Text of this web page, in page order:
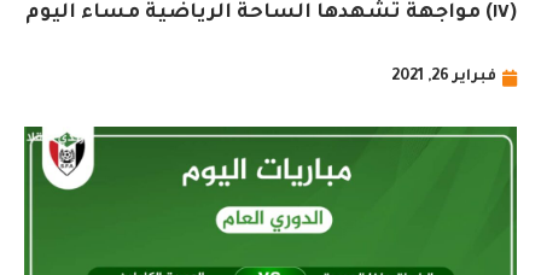
(١٧) مواجهة تشهدها الساحة الرياضية مساء اليوم
فبراير 26, 2021